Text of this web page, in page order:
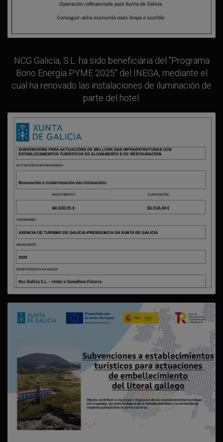
NCG Galicia, S.L. ha sido beneficiaria del "Programa
Bono Energía PYME 2025" del INEGA, mediante el
cual ha renovado las instalaciones de iluminación de
parte del hotel.